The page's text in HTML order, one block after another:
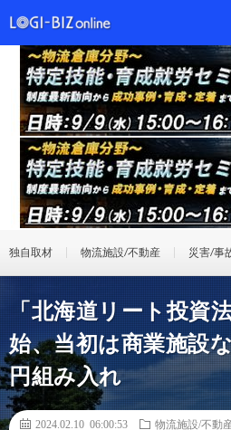
独自取材 物流施設/不動産 災害/事
「北海道リート投資
始、当初は商業施設
円組み入れ
2024.02.10 06:00:53
物流施設/不動